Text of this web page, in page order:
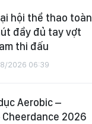
hội thể thao toàn
đầy đủ tay vợt
thi đấu
2026 06:39
Aerobic –
2026